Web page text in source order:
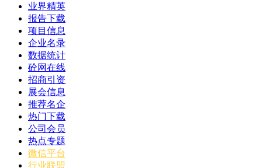
业界精英
报告下载
项目信息
企业名录
数据统计
砼网在线
招商引资
展会信息
推荐名企
热门下载
公司会员
热点专题
微信平台
行业联盟